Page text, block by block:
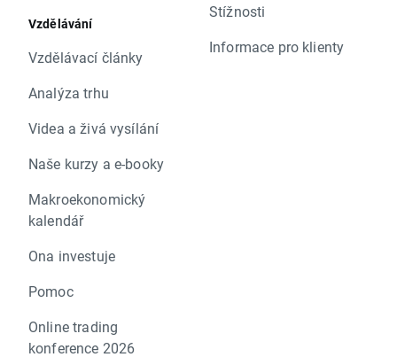
Vzdělávání
Vzdělávací články
Analýza trhu
Videa a živá vysílání
Naše kurzy a e-booky
Makroekonomický
kalendář
Ona investuje
Pomoc
Online trading
konference 2026
Stížnosti
Informace pro klienty